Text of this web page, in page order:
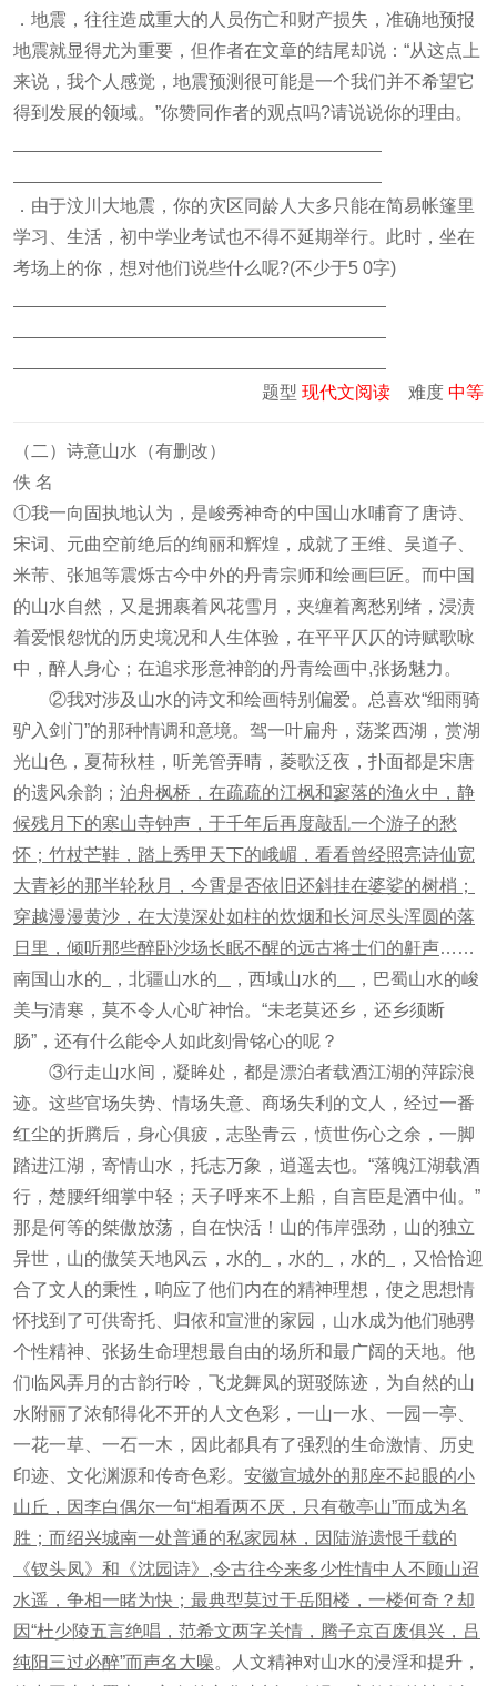
．地震，往往造成重大的人员伤亡和财产损失，准确地预报
地震就显得尤为重要，但作者在文章的结尾却说：“从这点上
来说，我个人感觉，地震预测很可能是一个我们并不希望它
得到发展的领域。”你赞同作者的观点吗?请说说你的理由。
．由于汶川大地震，你的灾区同龄人大多只能在简易帐篷里
学习、生活，初中学业考试也不得不延期举行。此时，坐在
考场上的你，想对他们说些什么呢?(不少于5 0字)
题型 现代文阅读 难度 中等
（二）诗意山水（有删改）
佚 名
①我一向固执地认为，是峻秀神奇的中国山水哺育了唐诗、
宋词、元曲空前绝后的绚丽和辉煌，成就了王维、吴道子、
米芾、张旭等震烁古今中外的丹青宗师和绘画巨匠。而中国
的山水自然，又是拥裹着风花雪月，夹缠着离愁别绪，浸渍
着爱恨怨忧的历史境况和人生体验，在平平仄仄的诗赋歌咏
中，醉人身心；在追求形意神韵的丹青绘画中,张扬魅力。
②我对涉及山水的诗文和绘画特别偏爱。总喜欢“细雨骑
驴入剑门”的那种情调和意境。驾一叶扁舟，荡桨西湖，赏湖
光山色，夏荷秋桂，听羌管弄晴，菱歌泛夜，扑面都是宋唐
的遗风余韵； 泊舟枫桥，在疏疏的江枫和寥落的渔火中，静
候残月下的寒山寺钟声，于千年后再度敲乱一个游子的愁
怀；竹杖芒鞋，踏上秀甲天下的峨嵋，看看曾经照亮诗仙宽
大青衫的那半轮秋月，今霄是否依旧还斜挂在婆娑的树梢；
穿越漫漫黄沙，在大漠深处如柱的炊烟和长河尽头浑圆的落
日里，倾听那些醉卧沙场长眠不醒的远古将士们的鼾声……
南国山水的
，北疆山水的 ，西域山水的
，巴蜀山水的峻
美与清寒，莫不令人心旷神怡。“未老莫还乡，还乡须断
肠”，还有什么能令人如此刻骨铭心的呢？
③行走山水间，凝眸处，都是漂泊者载酒江湖的萍踪浪
迹。这些官场失势、情场失意、商场失利的文人，经过一番
红尘的折腾后，身心俱疲，志坠青云，愤世伤心之余，一脚
踏进江湖，寄情山水，托志万象，逍遥去也。“落魄江湖载酒
行，楚腰纤细掌中轻；天子呼来不上船，自言臣是酒中仙。”
那是何等的桀傲放荡，自在快活！山的伟岸强劲，山的独立
异世，山的傲笑天地风云，水的
，水的 ，水的
，又恰恰迎
合了文人的秉性，响应了他们内在的精神理想，使之思想情
怀找到了可供寄托、归依和宣泄的家园，山水成为他们驰骋
个性精神、张扬生命理想最自由的场所和最广阔的天地。他
们临风弄月的古韵行呤，飞龙舞凤的斑驳陈迹，为自然的山
水附丽了浓郁得化不开的人文色彩，一山一水、一园一亭、
一花一草、一石一木，因此都具有了强烈的生命激情、历史
印迹、文化渊源和传奇色彩。 安徽宣城外的那座不起眼的小
山丘，因李白偶尔一句“相看两不厌，只有敬亭山”而成为名
胜；而绍兴城南一处普通的私家园林，因陆游遗恨千载的
《钗头凤》和《沈园诗》,令古往今来多少性情中人不顾山迢
水遥，争相一睹为快；最典型莫过于岳阳楼，一楼何奇？却
因“杜少陵五言绝唱，范希文两字关情，腾子京百废俱兴，吕
纯阳三过必醉”而声名大噪。人文精神对山水的浸淫和提升，